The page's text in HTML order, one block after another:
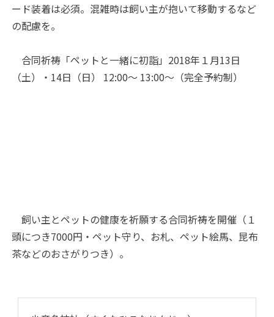
ード装着は必須。混雑時は飼い主が抱いて移動するなど
の配慮を。
合同祈祷「ペットと一緒に初詣」2018年１月13日
（土）・14日（日） 12:00～ 13:00～（完全予約制）
飼い主とペットの健康を祈願する合同祈祷を開催（１
頭につき7000円・ペット守り、お札、ペット絵馬、昆布
茶などのおさがりつき）。